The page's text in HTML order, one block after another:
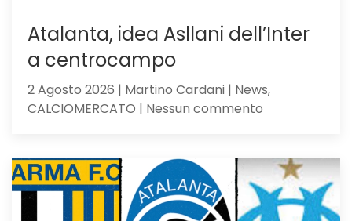
Atalanta, idea Asllani dell’Inter
a centrocampo
2 Agosto 2026 | Martino Cardani | News,
CALCIOMERCATO | Nessun commento
Asllani
dell’Inter
a